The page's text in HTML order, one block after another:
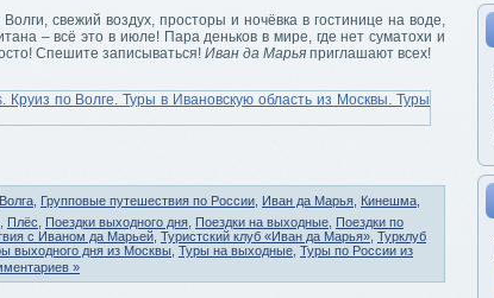
свежий воздух, просторы и ночёвка в гостинице на воде,
– всё это в июле! Пара деньков в мире, где нет суматохи и
Спешите записываться! Иван да Марья приглашают всех!
Волга Групповые путешествия по России Иван да Марья Кинешма
Плёс Поездки выходного дня Поездки на выходные
Поездки по
с Иваном да Марьей Туристский клуб «Иван да Марья» Турклуб
выходного дня из Москвы Туры на выходные Туры по России из
»